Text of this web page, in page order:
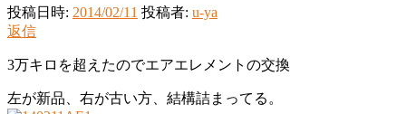
投稿日時: 2014/02/11 投稿者: u-ya
返信
3万キロを超えたのでエアエレメントの交換
左が新品、右が古い方、結構詰まってる。